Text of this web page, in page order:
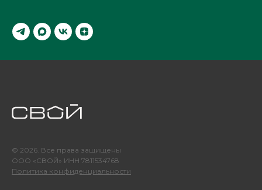
© 2026. Все права защищены
ООО «СВОЙ» ИНН 7811534768
Политика конфиденциальности